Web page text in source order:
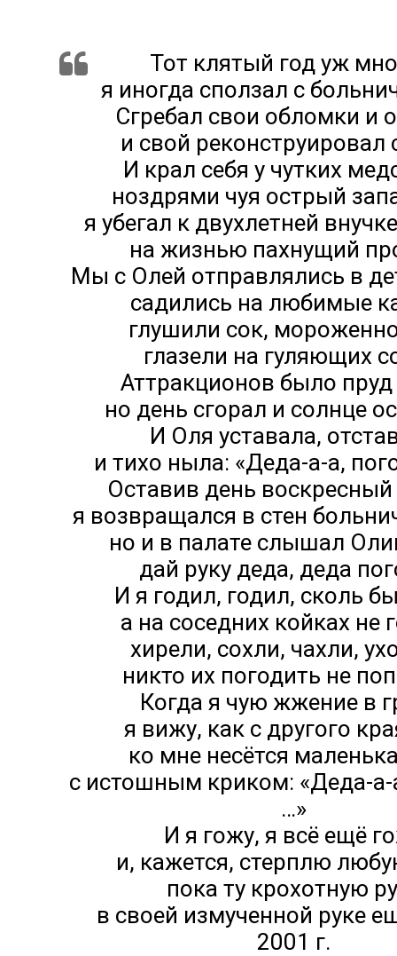
Тот клятый год уж
я иногда сползал с
Сгребал свои обломки и
и свой реконструировал
И крал себя у чутких
ноздрями чуя острый
я убегал к двухлетней
на жизнью пахнущий
Мы с Олей отправлялись в
садились на любимые
глушили сок,
глазели на гуляющих
Аттракционов было пруд
но день сгорал и солнце
И Оля уставала,
и тихо ныла: «Деда-а-а,
Оставив день
я возвращался в стен
но и в палате слышал
дай руку деда, деда
И я годил, годил, сколь
а на соседних койках не
хирели, сохли, чахли,
никто их погодить не
Когда я чую жжение в
я вижу, как с другого
ко мне несётся
с истошным криком: «Деда-а-
…»
И я гожу, я всё ещё
и, кажется, стерплю
пока ту крохотную
в своей измученной руке
2001 г.